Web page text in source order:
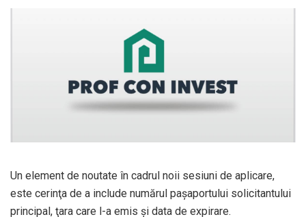
Un element de noutate în cadrul noii sesiuni de aplicare,
este cerinţa de a include numărul paşaportului solicitantului
principal, ţara care l-a emis şi data de expirare.